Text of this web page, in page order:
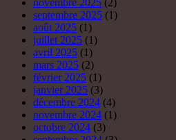
novembre 2025 (2)
septembre 2025 (1)
août 2025 (1)
juillet 2025 (1)
avril 2025 (1)
mars 2025 (2)
février 2025 (1)
janvier 2025 (3)
décembre 2024 (4)
novembre 2024 (1)
octobre 2024 (3)